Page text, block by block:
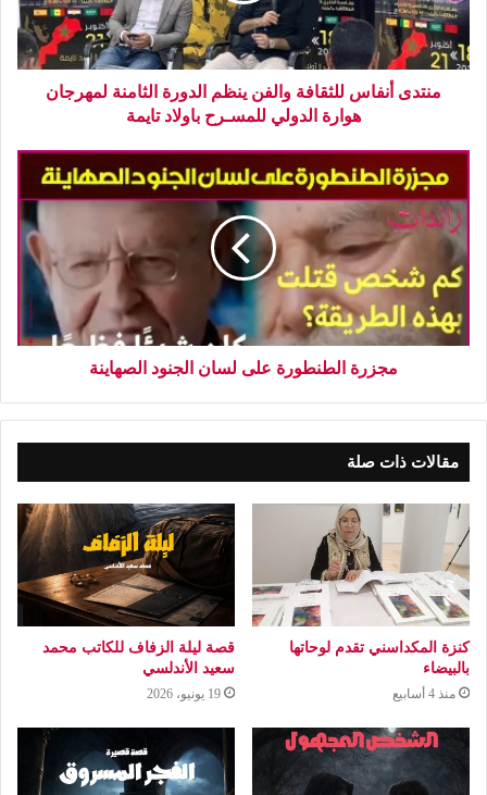
منتدى أنفاس للثقافة والفن ينظم الدورة الثامنة لمهرجان
هوارة الدولي للمسـرح باولاد تايمة
مجزرة الطنطورة على لسان الجنود الصهاينة
مقالات ذات صلة
كنزة المكداسني تقدم لوحاتها
بالبيضاء
منذ 4 أسابيع
قصة ليلة الزفاف للكاتب محمد
سعيد الأندلسي
19 يونيو، 2026